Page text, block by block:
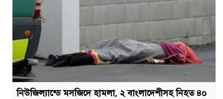
নিউজিল্যান্ডে মসজিদে হামলা, ২ বাংলাদেশীসহ নিহত ৪০